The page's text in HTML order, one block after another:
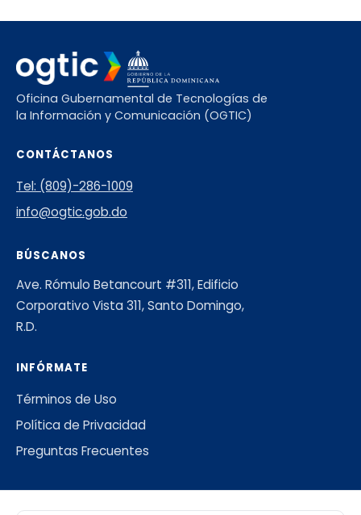
Oficina Gubernamental de Tecnologías de
la Información y Comunicación (OGTIC)
CONTÁCTANOS
Tel: (809)-286-1009
info@ogtic.gob.do
BÚSCANOS
Ave. Rómulo Betancourt #311, Edificio
Corporativo Vista 311, Santo Domingo,
R.D.
INFÓRMATE
Términos de Uso
Política de Privacidad
Preguntas Frecuentes